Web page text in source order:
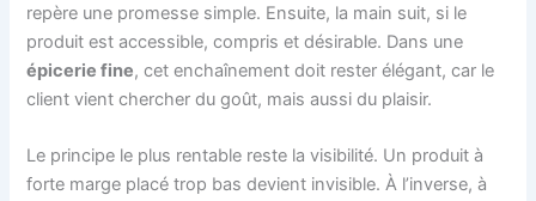
repère une promesse simple. Ensuite, la main suit, si le
produit est accessible, compris et désirable. Dans une
épicerie fine, cet enchaînement doit rester élégant, car le
client vient chercher du goût, mais aussi du plaisir.
Le principe le plus rentable reste la visibilité. Un produit à
forte marge placé trop bas devient invisible. À l’inverse, à